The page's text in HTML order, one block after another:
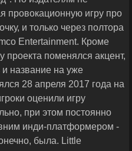
провокационную игру про
и только через полтора
Entertainment. Кроме
проекта поменялся акцент,
и название на уже
28 апреля 2017 года на
оценили игру
при этом постоянно
инди-платформером -
была. Little